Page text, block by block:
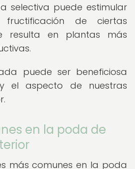
selectiva puede estimular
de ciertas
resulta en plantas más
puede ser beneficiosa
el aspecto de nuestras
en la poda de
más comunes en la poda